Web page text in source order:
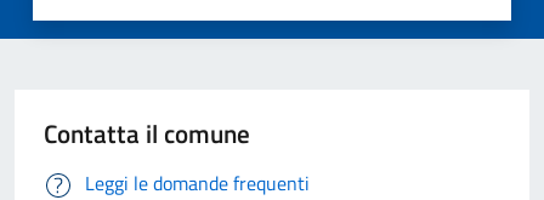
Contatta il comune
Leggi le domande frequenti